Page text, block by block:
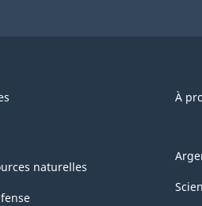
À
naturelles